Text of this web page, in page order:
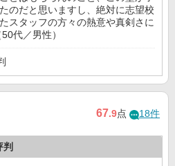
のだと思いますし、絶対に志望校
スタッフの方々の熱意や真剣さに
代／男性）
67.9点 18件